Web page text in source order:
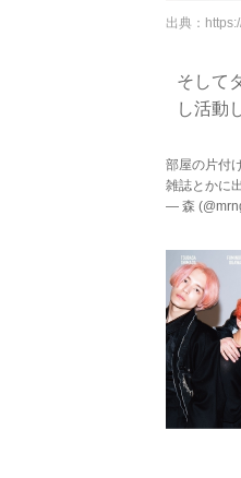
出典：
そして
し活動
部屋の片付
雑誌とかに
— 森